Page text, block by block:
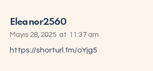
Eleanor2560
Mayıs 28, 2025 at 11:37 am
https://shorturl.fm/oYjg5